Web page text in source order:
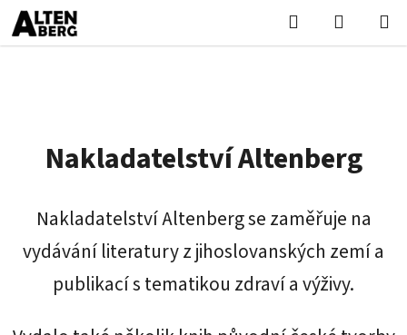
Přejít
na
obsah
Hledat
KOŠÍK
Nakladatelství Altenberg
Nakladatelství Altenberg se zaměřuje na
vydávání literatury z jihoslovanských zemí a
publikací s tematikou zdraví a výživy.